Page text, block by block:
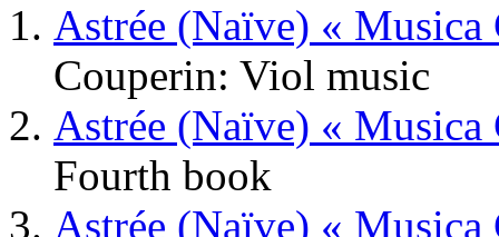
Astrée (Naïve) «
Couperin: Viol music
Astrée (Naïve) «
Fourth book
Astrée (Naïve) «